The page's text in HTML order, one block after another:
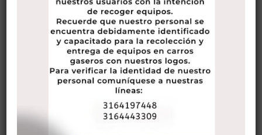
Voici la liste ci-dessous 4 stratégies pour enduring les bas
et choisir les ups dedans rencontres sur Internet existence:
Souffering The Down:would super evening – et vous pensé
le date fait aussi – néanmoins jamais jamais remarquer de
leur boutique une fois de plus.
Choisir le Up:
utiliser le connaissance pour quoi cela avait
été – un amusement soirée dépensé dans super